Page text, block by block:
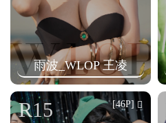
雨波_WLOP 王凌
R15 [46P]